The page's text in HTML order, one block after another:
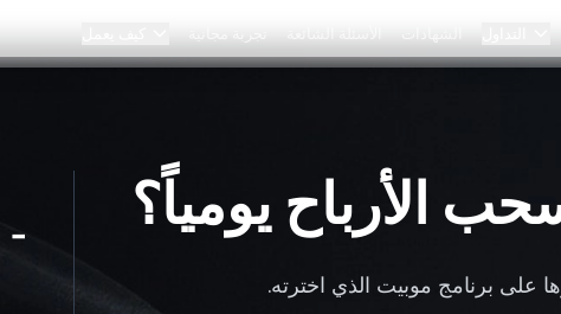
الأسئلة الشائعة
لوحة التحكم
لماذا Bybit؟
الشراكات − الأرباح يومياً؟
على برنامج موبيت الذي اخترته.